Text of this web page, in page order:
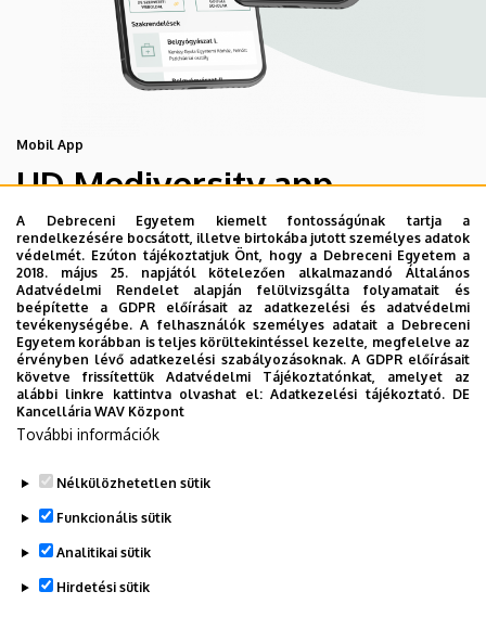
Mobil App
UD Mediversity app
Az UD Mediversity mobilalkalmazás a Debreceni Egyetem
előremutató fejlesztése, melynek célja, hogy a betegek
és a hozzátartozók egyszerűen, gyorsan
eligazodhassanak a Klinikai Központ szolgáltatásai
között, mert az Ön egészsége a mi prioritásunk. A
Debreceni Egyetem egészségügyi ellátáskereső
alkalmazása lehetővé teszi felhasználói számára az
egyetem egészségügyi információihoz való naprakész
TOVÁBBI INFORMÁCIÓK
A Debreceni Egyetem kiemelt fontosságúnak tartja a
rendelkezésére bocsátott, illetve birtokába jutott személyes adatok
védelmét. Ezúton tájékoztatjuk Önt, hogy a Debreceni Egyetem a
2018. május 25. napjától kötelezően alkalmazandó Általános
Adatvédelmi Rendelet alapján felülvizsgálta folyamatait és
beépítette a GDPR előírásait az adatkezelési és adatvédelmi
tevékenységébe. A felhasználók személyes adatait a Debreceni
Egyetem korábban is teljes körültekintéssel kezelte, megfelelve az
érvényben lévő adatkezelési szabályozásoknak. A GDPR előírásait
követve frissítettük Adatvédelmi Tájékoztatónkat, amelyet az
alábbi linkre kattintva olvashat el:Adatkezelési tájékoztató. DE
Kancellária WAV Központ
További információk
Nélkülözhetetlen sütik
Funkcionális sütik
Analitikai sütik
Hirdetési sütik